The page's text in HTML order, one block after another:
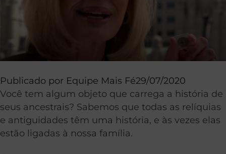
Publicado por Equipe Mais Fé29/07/2020
Você tem algum objeto que carrega a história de
seus ancestrais? Sabemos que todas as relíquias
e antiguidades têm uma história, e às vezes elas
estão ligadas à nossa família.